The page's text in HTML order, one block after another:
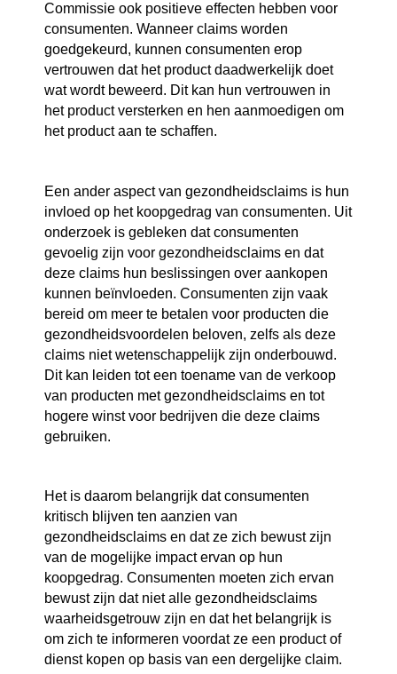
Commissie ook positieve effecten hebben voor
consumenten. Wanneer claims worden
goedgekeurd, kunnen consumenten erop
vertrouwen dat het product daadwerkelijk doet
wat wordt beweerd. Dit kan hun vertrouwen in
het product versterken en hen aanmoedigen om
het product aan te schaffen.
Een ander aspect van gezondheidsclaims is hun
invloed op het koopgedrag van consumenten. Uit
onderzoek is gebleken dat consumenten
gevoelig zijn voor gezondheidsclaims en dat
deze claims hun beslissingen over aankopen
kunnen beïnvloeden. Consumenten zijn vaak
bereid om meer te betalen voor producten die
gezondheidsvoordelen beloven, zelfs als deze
claims niet wetenschappelijk zijn onderbouwd.
Dit kan leiden tot een toename van de verkoop
van producten met gezondheidsclaims en tot
hogere winst voor bedrijven die deze claims
gebruiken.
Het is daarom belangrijk dat consumenten
kritisch blijven ten aanzien van
gezondheidsclaims en dat ze zich bewust zijn
van de mogelijke impact ervan op hun
koopgedrag. Consumenten moeten zich ervan
bewust zijn dat niet alle gezondheidsclaims
waarheidsgetrouw zijn en dat het belangrijk is
om zich te informeren voordat ze een product of
dienst kopen op basis van een dergelijke claim.